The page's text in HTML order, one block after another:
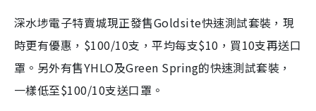
深水埗電子特賣城現正發售Goldsite快速測試套裝，現
時更有優惠，$100/10支，平均每支$10，買10支再送口
罩。另外有售YHLO及Green Spring的快速測試套裝，
一樣低至$100/10支送口罩。